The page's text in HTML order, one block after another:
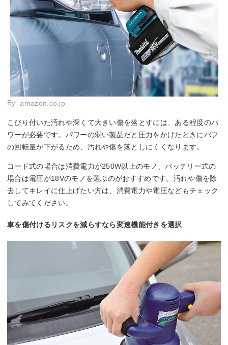
By:amazon.co.jp
こびり付いた汚れや深くて大きい傷を落とすには、ある程度のパ
ワーが必要です。パワーの弱い製品だと圧力をかけたときにバフ
の回転量が下がるため、汚れや傷を落としにくくなります。
コード式の場合は消費電力が250W以上のモノ、バッテリー式の
場合は電圧が18Vのモノを選ぶのがおすすめです。汚れや傷を除
去してキレイに仕上げたい方は、消費電力や電圧などもチェック
してみてください。
車を傷付けるリスクを減らすなら変速機能付きを選択